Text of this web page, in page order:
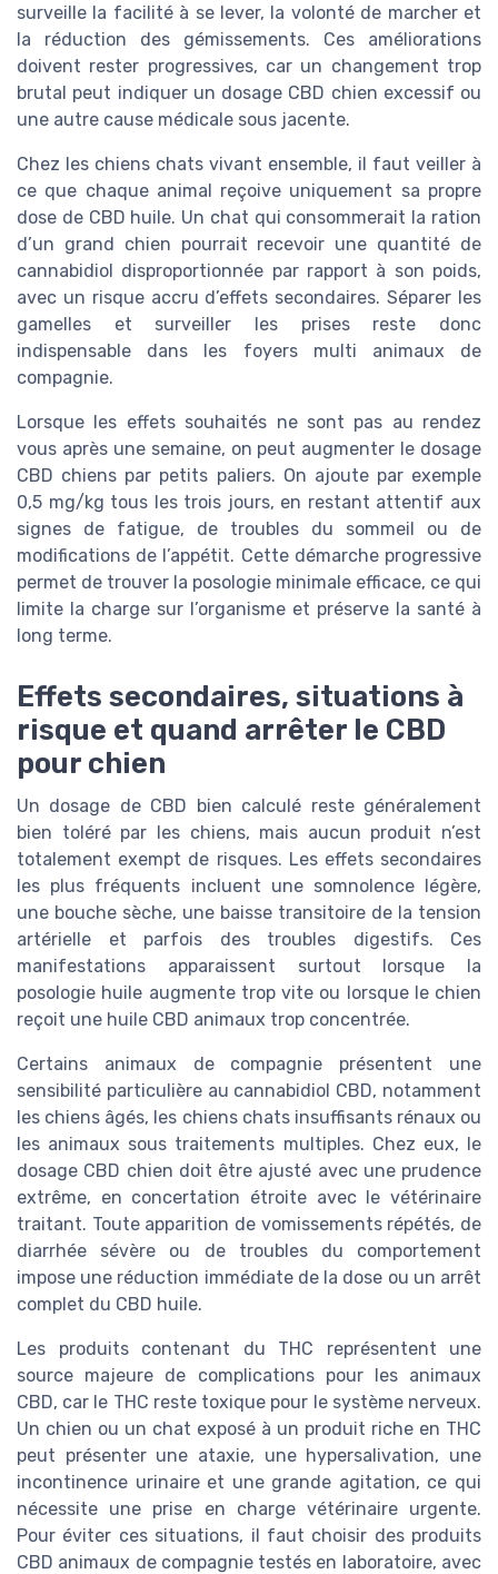
surveille la facilité à se lever, la volonté de marcher et
la réduction des gémissements. Ces améliorations
doivent rester progressives, car un changement trop
brutal peut indiquer un dosage CBD chien excessif ou
une autre cause médicale sous jacente.
Chez les chiens chats vivant ensemble, il faut veiller à
ce que chaque animal reçoive uniquement sa propre
dose de CBD huile. Un chat qui consommerait la ration
d’un grand chien pourrait recevoir une quantité de
cannabidiol disproportionnée par rapport à son poids,
avec un risque accru d’effets secondaires. Séparer les
gamelles et surveiller les prises reste donc
indispensable dans les foyers multi animaux de
compagnie.
Lorsque les effets souhaités ne sont pas au rendez
vous après une semaine, on peut augmenter le dosage
CBD chiens par petits paliers. On ajoute par exemple
0,5 mg/kg tous les trois jours, en restant attentif aux
signes de fatigue, de troubles du sommeil ou de
modifications de l’appétit. Cette démarche progressive
permet de trouver la posologie minimale efficace, ce qui
limite la charge sur l’organisme et préserve la santé à
long terme.
Effets secondaires, situations à
risque et quand arrêter le CBD
pour chien
Un dosage de CBD bien calculé reste généralement
bien toléré par les chiens, mais aucun produit n’est
totalement exempt de risques. Les effets secondaires
les plus fréquents incluent une somnolence légère,
une bouche sèche, une baisse transitoire de la tension
artérielle et parfois des troubles digestifs. Ces
manifestations apparaissent surtout lorsque la
posologie huile augmente trop vite ou lorsque le chien
reçoit une huile CBD animaux trop concentrée.
Certains animaux de compagnie présentent une
sensibilité particulière au cannabidiol CBD, notamment
les chiens âgés, les chiens chats insuffisants rénaux ou
les animaux sous traitements multiples. Chez eux, le
dosage CBD chien doit être ajusté avec une prudence
extrême, en concertation étroite avec le vétérinaire
traitant. Toute apparition de vomissements répétés, de
diarrhée sévère ou de troubles du comportement
impose une réduction immédiate de la dose ou un arrêt
complet du CBD huile.
Les produits contenant du THC représentent une
source majeure de complications pour les animaux
CBD, car le THC reste toxique pour le système nerveux.
Un chien ou un chat exposé à un produit riche en THC
peut présenter une ataxie, une hypersalivation, une
incontinence urinaire et une grande agitation, ce qui
nécessite une prise en charge vétérinaire urgente.
Pour éviter ces situations, il faut choisir des produits
CBD animaux de compagnie testés en laboratoire, avec